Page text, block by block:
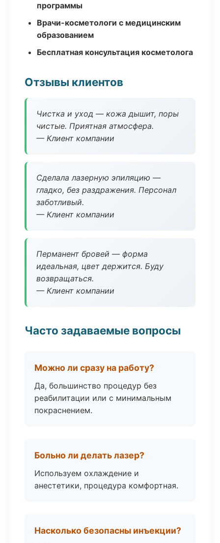
программы
Врачи-косметологи с медицинским
образованием
Бесплатная консультация косметолога
Отзывы клиентов
Чистка и уход — кожа дышит, поры
чистые. Приятная атмосфера.
— Клиент компании
Сделала лазерную эпиляцию —
гладко, без раздражения. Персонал
заботливый.
— Клиент компании
Перманент бровей — форма
идеальная, цвет держится. Буду
возвращаться.
— Клиент компании
Часто задаваемые вопросы
Можно ли сразу на работу?
Да, большинство процедур без
реабилитации или с минимальным
покраснением.
Больно ли делать лазер?
Используем охлаждение и
анестетики, процедура комфортная.
Насколько безопасны инъекции?